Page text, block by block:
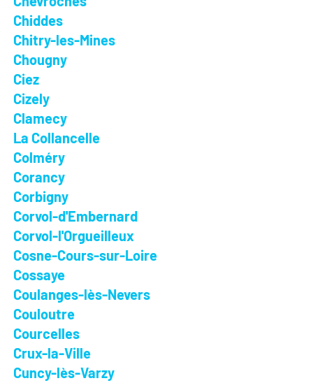
Chiddes
Chitry-les-Mines
Chougny
Ciez
Cizely
Clamecy
La Collancelle
Colméry
Corancy
Corbigny
Corvol-d'Embernard
Corvol-l'Orgueilleux
Cosne-Cours-sur-Loire
Cossaye
Coulanges-lès-Nevers
Couloutre
Courcelles
Crux-la-Ville
Cuncy-lès-Varzy